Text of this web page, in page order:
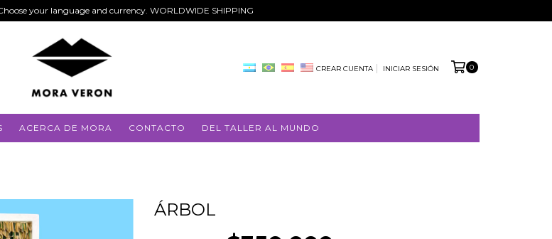
your language and currency. WORLDWIDE SHIPPING
CREAR CUENTA INICIAR SESIÓN 0
ACERCA DE MORA CONTACTO DEL TALLER AL MUNDO
ÁRBOL